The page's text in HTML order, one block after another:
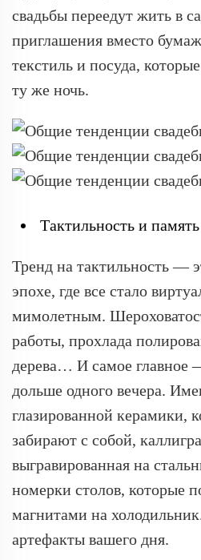
свадьбы переедут жить в
приглашения вместо
текстиль и посуда,
ту же ночь.
Тактильность и память
Тренд на тактильность —
эпохе, где все стало
мимолетным.
работы, прохлада
дерева… И самое главное
дольше одного вечера.
глазированной керамики,
забирают с собой,
выгравированная на
номерки столов, которые
магнитами на
артефакты вашего дня.